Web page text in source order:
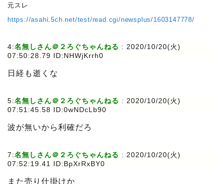
元スレ
https://asahi.5ch.net/test/read.cgi/newsplus/1603147778/
4:名無しさん＠２ろぐちゃんねる : 2020/10/20(火)
07:50:28.79 ID:NHWjKrrh0
日経も逝くな
5:名無しさん＠２ろぐちゃんねる : 2020/10/20(火)
07:51:45.58 ID:0wNDcLb90
波が無いから利確だろ
7:名無しさん＠２ろぐちゃんねる : 2020/10/20(火)
07:52:19.41 ID:BpXrRxBY0
また売り仕掛けか